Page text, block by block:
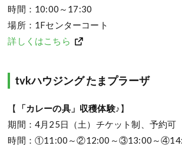
時間：10:00～17:30
場所：1Fセンターコート
詳しくはこちら
tvkハウジング たまプラーザ
【 「カレーの具」収穫体験♪ 】
期間：4月25日（土）チケット制、予約可
時間：①11:00～②12:00～③13:00～